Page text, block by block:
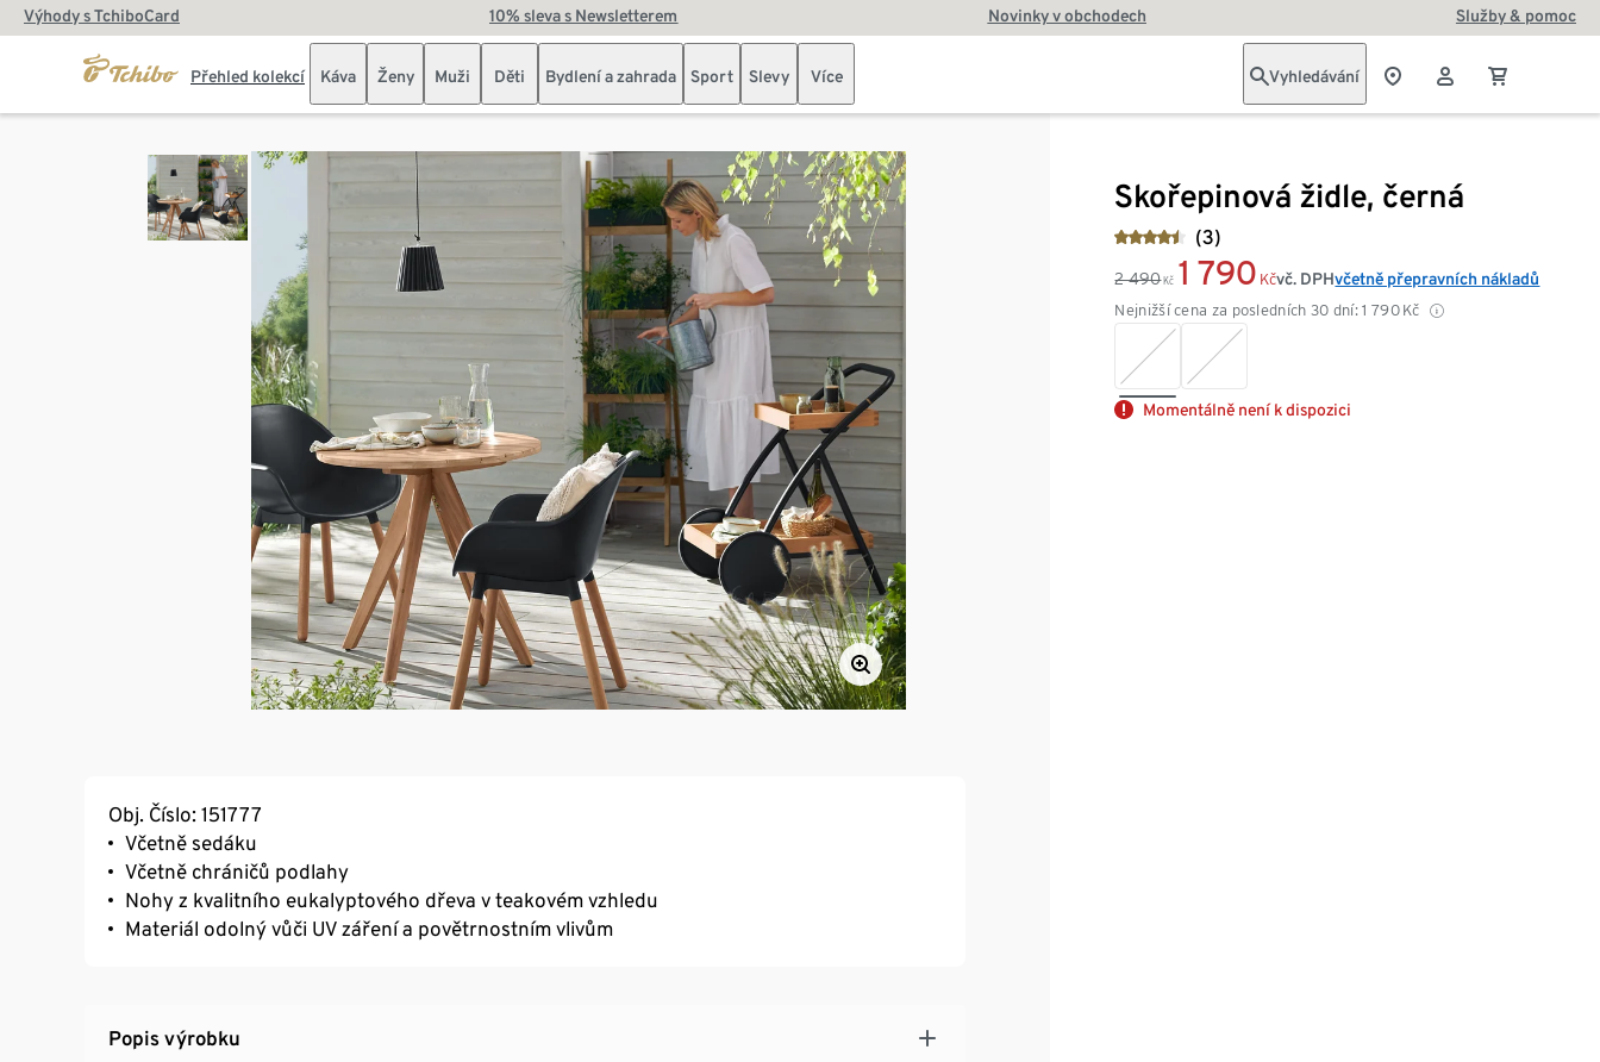
Výhody s TchiboCard 10% sleva s Newsletterem Novinky v obchodech Služby & pomoc
Přehled kolekcí Káva Ženy Muži Děti Bydlení a zahrada Sport Slevy Více Vyhledávání
Skořepinová židle, černá
(3)
2 490 Kč 1 790 Kč
Nejnižší cena za posledních 30 dní: 1 790 Kč
vč. DPHvčetně přepravních nákladů
Momentálně není k dispozici
Obj. Číslo: 151777
Včetně sedáku
Včetně chráničů podlahy
Nohy z kvalitního eukalyptového dřeva v teakovém vzhledu
Materiál odolný vůči UV záření a povětrnostním vlivům
Popis výrobku